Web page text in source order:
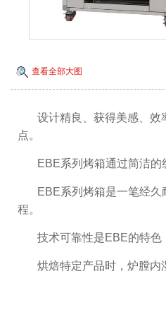
查看全部大图
设计精良、获得美感、
点。
EBE系列烤箱通过简洁
EBE系列烤箱是一笔经
程。
技术可靠性是EBE的特色
烘焙特定产品时，炉膛内